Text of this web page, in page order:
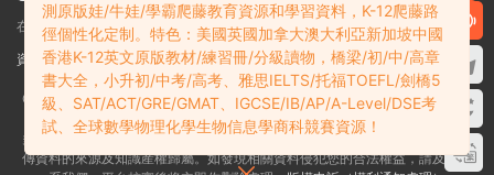
在線搜索GK-G12海量英文原版教材/章節書/國際考試/學科競賽資料！
資料失效？沒找到需要的？網站意見建議？請提交工單查看我的工單
Copyright © 2004-2026 多課吧DOC8.com 渝ICP備2022004389号-1
渝公
網安備50010502003111号
多課吧DOC8.com是一個資料信息評測及分享獲取的平台，不确保部分用戶上
傳資料的來源及知識産權歸屬。如發現相關資料侵犯您的合法權益，請及時聯
測原版娃/牛娃/學霸爬藤教育資源和學習資料，K-12爬藤路
徑個性化定制。特色：美國英國加拿大澳大利亞新加坡中國
香港K-12英文原版教材/練習冊/分級讀物，橋梁/初/中/高章
書大全，小升初/中考/高考、雅思IELTS/托福TOEFL/劍橋5
級、SAT/ACT/GRE/GMAT、IGCSE/IB/AP/A-Level/DSE考
試、全球數學物理化學生物信息學商科競賽資源！